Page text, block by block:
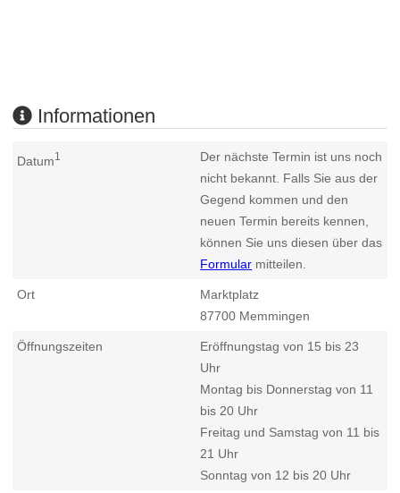
Informationen
Datum1
Der nächste Termin ist uns noch
nicht bekannt. Falls Sie aus der
Gegend kommen und den
neuen Termin bereits kennen,
können Sie uns diesen über das
Formular mitteilen.
Ort
Marktplatz
87700 Memmingen
Öffnungszeiten
Eröffnungstag von 15 bis 23
Uhr
Montag bis Donnerstag von 11
bis 20 Uhr
Freitag und Samstag von 11 bis
21 Uhr
Sonntag von 12 bis 20 Uhr